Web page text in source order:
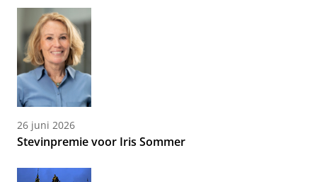
26 juni 2026
Stevinpremie voor Iris Sommer